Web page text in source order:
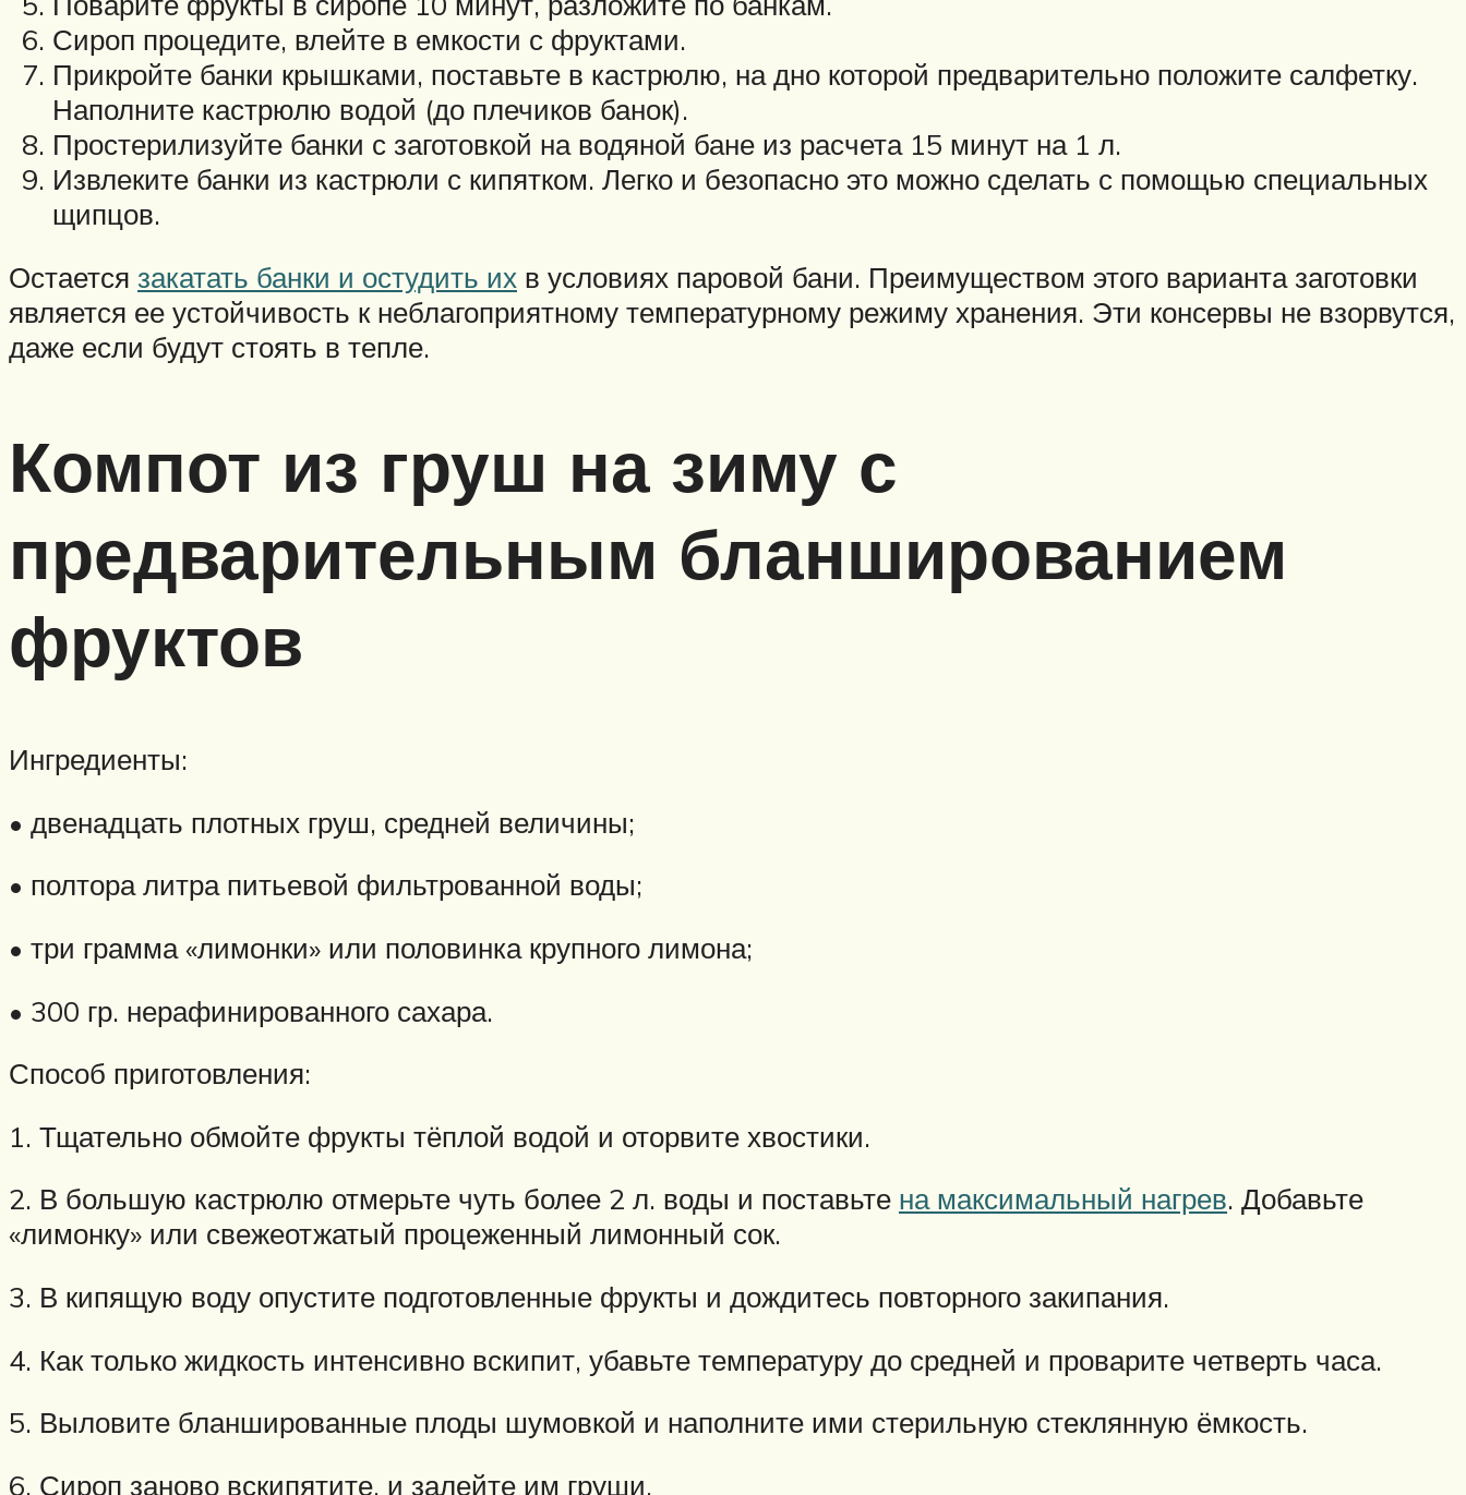
Сироп процедите, влейте в емкости с фруктами.
Прикройте банки крышками, поставьте в кастрюлю, на дно которой предварительно положите салфетку.
Наполните кастрюлю водой (до плечиков банок).
Простерилизуйте банки с заготовкой на водяной бане из расчета 15 минут на 1 л.
Извлеките банки из кастрюли с кипятком. Легко и безопасно это можно сделать с помощью специальных
щипцов.
Остается закатать банки и остудить их в условиях паровой бани. Преимуществом этого варианта заготовки
является ее устойчивость к неблагоприятному температурному режиму хранения. Эти консервы не взорвутся,
даже если будут стоять в тепле.
Компот из груш на зиму с
предварительным бланшированием
фруктов
Ингредиенты:
• двенадцать плотных груш, средней величины;
• полтора литра питьевой фильтрованной воды;
• три грамма «лимонки» или половинка крупного лимона;
• 300 гр. нерафинированного сахара.
Способ приготовления:
1. Тщательно обмойте фрукты тёплой водой и оторвите хвостики.
2. В большую кастрюлю отмерьте чуть более 2 л. воды и поставьте на максимальный нагрев. Добавьте
«лимонку» или свежеотжатый процеженный лимонный сок.
3. В кипящую воду опустите подготовленные фрукты и дождитесь повторного закипания.
4. Как только жидкость интенсивно вскипит, убавьте температуру до средней и проварите четверть часа.
5. Выловите бланшированные плоды шумовкой и наполните ими стерильную стеклянную ёмкость.
6. Сироп заново вскипятите, и залейте им груши.